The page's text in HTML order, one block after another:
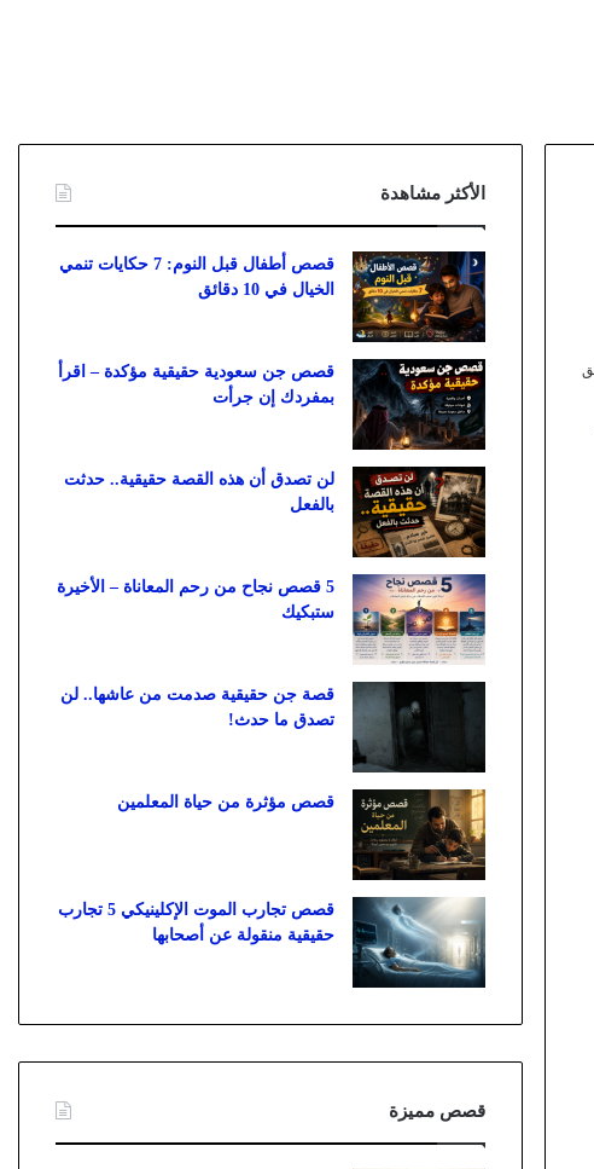
الأكثر مشاهدة
قصص أطفال قبل النوم: 7 حكايات تنمي
الخيال في 10 دقائق
قصص جن سعودية حقيقية مؤكدة – اقرأ
بمفردك إن جرأت
لن تصدق أن هذه القصة حقيقية.. حدثت
بالفعل
5 قصص نجاح من رحم المعاناة – الأخيرة
ستبكيك
قصة جن حقيقية صدمت من عاشها.. لن
تصدق ما حدث!
قصص مؤثرة من حياة المعلمين
قصص تجارب الموت الإكلينيكي 5 تجارب
حقيقية منقولة عن أصحابها
قصص مميزة